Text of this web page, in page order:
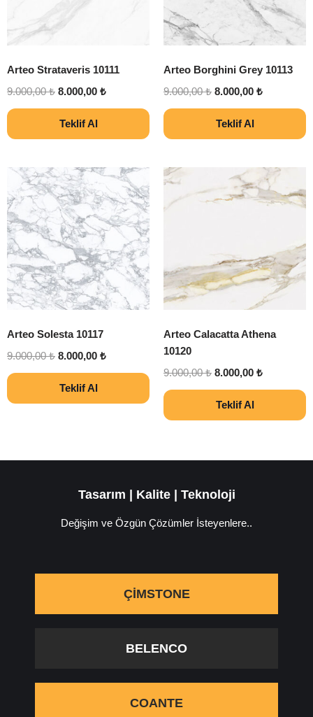
Arteo Strataveris 10111
9.000,00₺ 8.000,00 ₺
Teklif Al
Arteo Borghini Grey 10113
9.000,00₺ 8.000,00 ₺
Teklif Al
Arteo Solesta 10117
9.000,00₺ 8.000,00 ₺
Teklif Al
Arteo Calacatta Athena
10120
9.000,00₺ 8.000,00 ₺
Teklif Al
Tasarım | Kalite | Teknoloji
Değişim ve Özgün Çözümler İsteyenlere..
ÇIMSTONE
BELENCO
COANTE